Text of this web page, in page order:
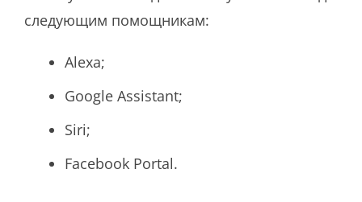
следующим помощникам:
Alexa;
Google Assistant;
Siri;
Facebook Portal.